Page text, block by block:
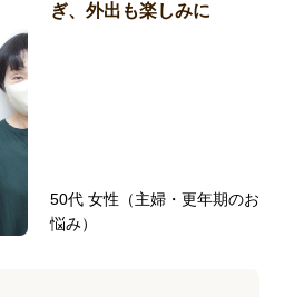
ぎ、外出も楽しみに
50代 女性（主婦・更年期のお
悩み）